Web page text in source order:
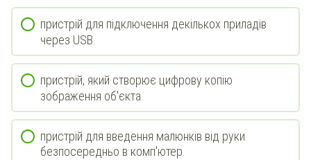
пристрій для підключення декількох приладів
через USB.
пристрій, який створює цифрову копію
зображення об'єкта.
пристрій для введення малюнків від руки
безпосередньо в комп'ютер.